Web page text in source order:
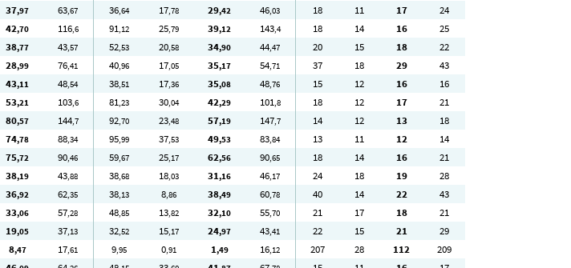
37,97 63,67 36,64 17,78 29,42 46,03 18 11 17
24
42,70 116,6 91,12 25,79 39,12 143,4 18 14 16
25
38,77 43,57 52,53 20,58 34,90 44,47 20 15 18
22
28,99 76,41 40,96 17,05 35,17 54,71 37 18 29
43
43,11 48,54 38,51 17,36 35,08 48,76 15 12 16
16
53,21 103,6 81,23 30,04 42,29 101,8 18 12 17
21
80,57 144,7 92,70 23,48 57,19 147,7 14 12 13
18
74,78 88,34 95,99 37,53 49,53 83,84 13 11 12
14
75,72 90,46 59,67 25,17 62,56 90,65 18 14 16
21
38,19 43,88 38,68 18,03 31,16 46,17 24 18 19
28
36,92 62,35 38,13 8,86 38,49 60,78 40 14 22
43
33,06 57,28 48,85 13,82 32,10 55,70 21 17 18
21
19,05 37,13 32,52 15,17 24,97 43,41 22 15 21
29
8,47 17,61 9,95 0,91 1,49 16,12 207 28 112
209